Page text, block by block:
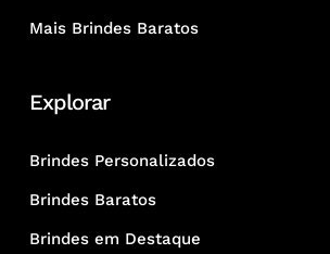
Mais Brindes Baratos
Explorar
Brindes Personalizados
Brindes Baratos
Brindes em Destaque